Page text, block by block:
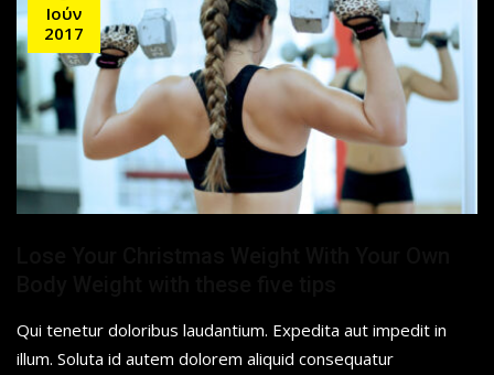
Ιούν
2017
Qui tenetur doloribus laudantium. Expedita aut impedit in
illum. Soluta id autem dolorem aliquid consequatur